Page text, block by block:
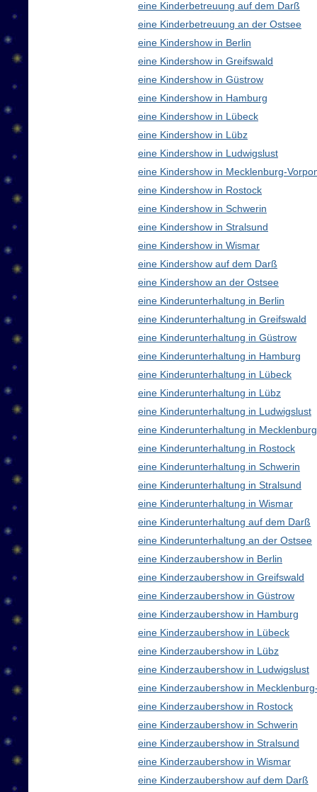
eine Kinderbetreuung auf dem Darß
eine Kinderbetreuung an der Ostsee
eine Kindershow in Berlin
eine Kindershow in Greifswald
eine Kindershow in Güstrow
eine Kindershow in Hamburg
eine Kindershow in Lübeck
eine Kindershow in Lübz
eine Kindershow in Ludwigslust
eine Kindershow in Mecklenburg-
eine Kindershow in Rostock
eine Kindershow in Schwerin
eine Kindershow in Stralsund
eine Kindershow in Wismar
eine Kindershow auf dem Darß
eine Kindershow an der Ostsee
eine Kinderunterhaltung in Berlin
eine Kinderunterhaltung in Greifswald
eine Kinderunterhaltung in Güstrow
eine Kinderunterhaltung in Hamburg
eine Kinderunterhaltung in Lübeck
eine Kinderunterhaltung in Lübz
eine Kinderunterhaltung in Ludwigslust
eine Kinderunterhaltung in
eine Kinderunterhaltung in Rostock
eine Kinderunterhaltung in Schwerin
eine Kinderunterhaltung in Stralsund
eine Kinderunterhaltung in Wismar
eine Kinderunterhaltung auf dem Darß
eine Kinderunterhaltung an der Ostsee
eine Kinderzaubershow in Berlin
eine Kinderzaubershow in Greifswald
eine Kinderzaubershow in Güstrow
eine Kinderzaubershow in Hamburg
eine Kinderzaubershow in Lübeck
eine Kinderzaubershow in Lübz
eine Kinderzaubershow in Ludwigslust
eine Kinderzaubershow in
eine Kinderzaubershow in Rostock
eine Kinderzaubershow in Schwerin
eine Kinderzaubershow in Stralsund
eine Kinderzaubershow in Wismar
eine Kinderzaubershow auf dem Darß